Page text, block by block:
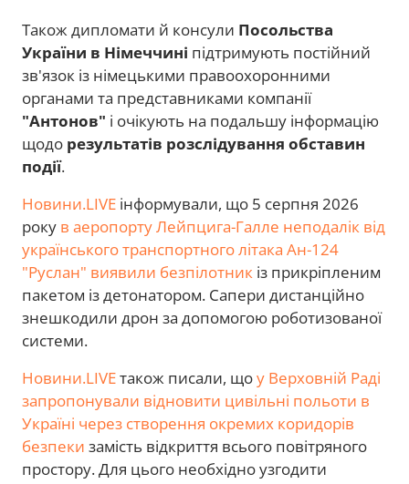
Також дипломати й консули Посольства
України в Німеччині підтримують постійний
зв'язок із німецькими правоохоронними
органами та представниками компанії
"Антонов" і очікують на подальшу інформацію
щодо результатів розслідування обставин
події.
Новини.LIVE інформували, що 5 серпня 2026
року в аеропорту Лейпцига-Галле неподалік від
українського транспортного літака Ан-124
"Руслан" виявили безпілотник із прикріпленим
пакетом із детонатором. Сапери дистанційно
знешкодили дрон за допомогою роботизованої
системи.
Новини.LIVEтакож писали, щоу Верховній Раді
запропонували відновити цивільні польоти в
Україні через створення окремих коридорів
безпеки замість відкриття всього повітряного
простору. Для цього необхідно узгодити